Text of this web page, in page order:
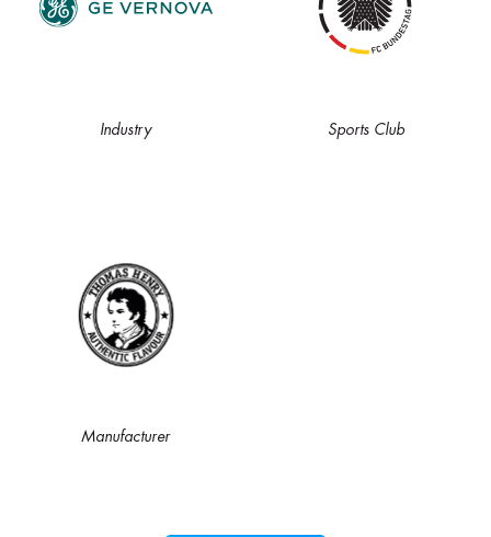
Industry Sports Club
Manufacturer